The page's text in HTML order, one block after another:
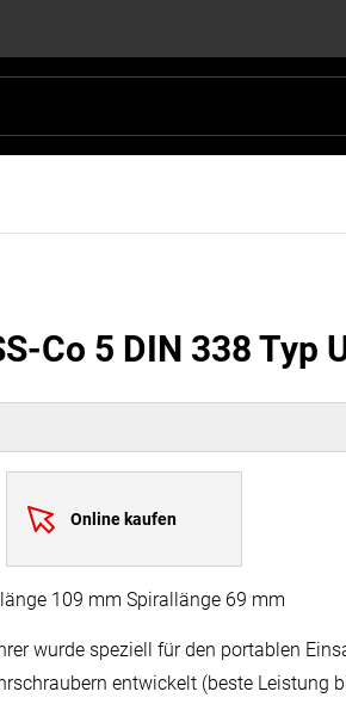
Co 5 DIN 338 Typ
Online kaufen
109 mm Spirallänge 69 mm
wurde speziell für den portablen
entwickelt (beste Leistung